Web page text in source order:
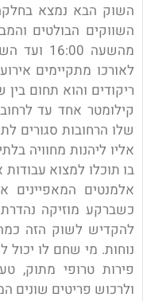
השוק הבא נמצא
השווקים הבולטים
לאורכו מתקיימים
שלו הרחובות סגורים
אליו ליהנות מחוויה
בו תוכלו למצוא
אלמנטים המאפיינים
כשברקע מוזיקה
להקדיש לשוק הזה
נוחות. מי שחם לו
פירות טרופי מתוק,
ולרכוש פריטים שונים